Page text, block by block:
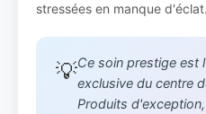
stressées en manque d'éclat.
💡Ce soin prestige est
exclusive du centre
Produits